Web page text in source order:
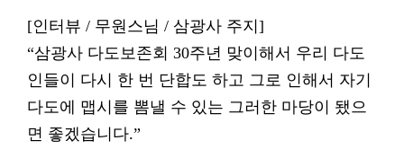
[인터뷰 / 무원스님 / 삼광사 주지]
“삼광사 다도보존회 30주년 맞이해서 우리 다도
인들이 다시 한 번 단합도 하고 그로 인해서 자기
다도에 맵시를 뽐낼 수 있는 그러한 마당이 됐으
면 좋겠습니다.”